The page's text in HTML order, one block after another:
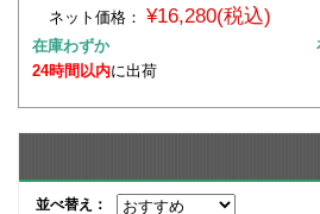
ネット価格：
¥16,280(税込)
在庫わずか
24時間以内に出荷
並べ替え：